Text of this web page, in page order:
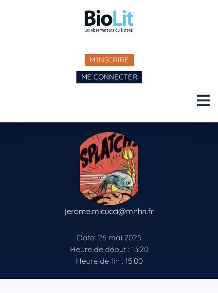
M'INSCRIRE
ME CONNECTER
jerome.micucci@mnhn.fr
Date: 26 mai 2025
Heure de début : 13:20
Heure de fin : 15:00